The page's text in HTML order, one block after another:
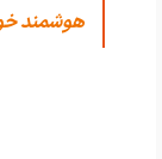
هوشمند